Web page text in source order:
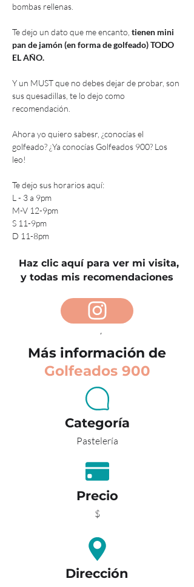
bombas rellenas.
Te dejo un dato que me encanto, tienen mini
pan de jamón (en forma de golfeado) TODO
EL AÑO.
Y un MUST que no debes dejar de probar, son
sus quesadillas, te lo dejo como
recomendación.
Ahora yo quiero sabesr, ¿conocías el
golfeado? ¿Ya conocías Golfeados 900? Los
leo!
Te dejo sus horarios aquí:
L - 3 a 9pm
M-V 12-9pm
S 11-9pm
D 11-8pm
Haz clic aquí para ver mi visita,
y todas mis recomendaciones
ATRÁS
Más información de
Golfeados 900
Categoría
Pastelería
Precio
$
Dirección